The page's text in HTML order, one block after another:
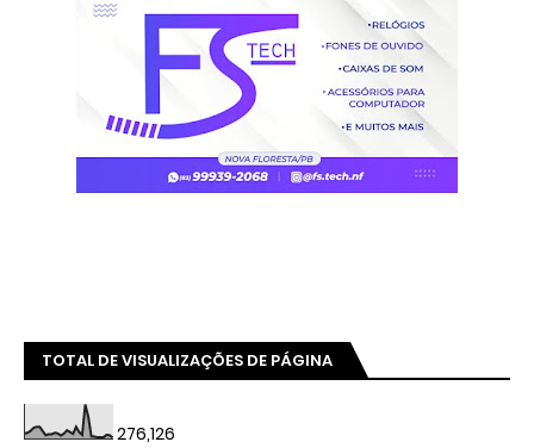
TOTAL DE VISUALIZAÇÕES DE PÁGINA
276,126